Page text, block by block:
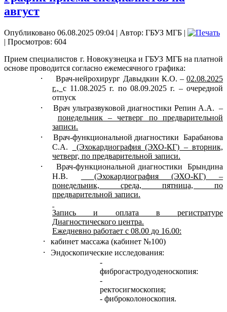
август
Опубликовано 06.08.2025 09:04 | Автор: ГБУЗ МГБ |
| Просмотров: 604
Прием специалистов г. Новокузнецка и ГБУЗ МГБ на платной
основе проводится согласно ежемесячного графика:
· Врач-нейрохирург Давыдкин К.О. –02.08.2025
г., с 11.08.2025 г. по 08.09.2025 г. – очередной
отпуск
· Врач ультразвуковой диагностики Репин А.А. –
понедельник – четверг по предварительной
записи.
· Врач-функциональной диагностики Барабанова
С.А.
(Эхокардиография (ЭХО-КГ) – вторник,
четверг, по предварительной записи.
· Врач-функциональной диагностики
Брындина
Н.В.
(Эхокардиография (ЭХО-КГ) –
понедельник, среда, пятница, по
предварительной записи.
Запись и оплата в регистратуре
Диагностического центра.
Ежедневно работает с 08.00 до 16.00:
· кабинет массажа (кабинет №100)
·
Эндоскопические исследования:
-
фиброгастродуоденоскопия:
-
ректосигмоскопия;
- фиброколоноскопия.